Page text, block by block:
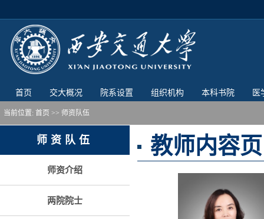
首页 交大概况 院系设置 组织机构 本科书院 医
当前位置: 首页 >> 师资队伍
师资队伍
师资介绍
两院院士
教师内容页